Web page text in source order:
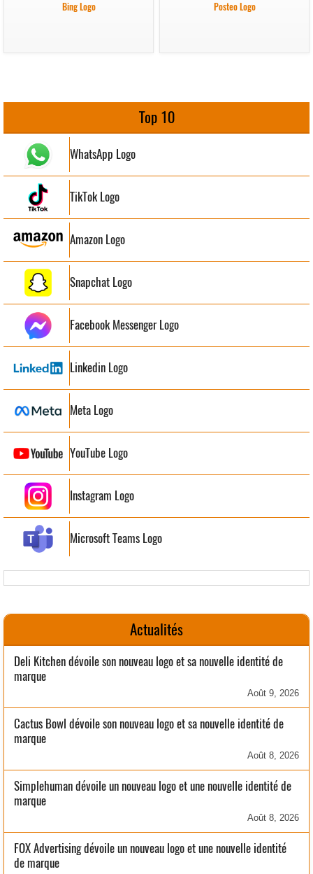
Bing Logo Posteo Logo
Top 10
WhatsApp Logo
TikTok Logo
Amazon Logo
Snapchat Logo
Facebook Messenger Logo
Linkedin Logo
Meta Logo
YouTube Logo
Instagram Logo
Microsoft Teams Logo
Actualités
Deli Kitchen dévoile son nouveau logo et sa nouvelle identité de
marque
Août 9, 2026
Cactus Bowl dévoile son nouveau logo et sa nouvelle identité de
marque
Août 8, 2026
Simplehuman dévoile un nouveau logo et une nouvelle identité de
marque
Août 8, 2026
FOX Advertising dévoile un nouveau logo et une nouvelle identité
de marque